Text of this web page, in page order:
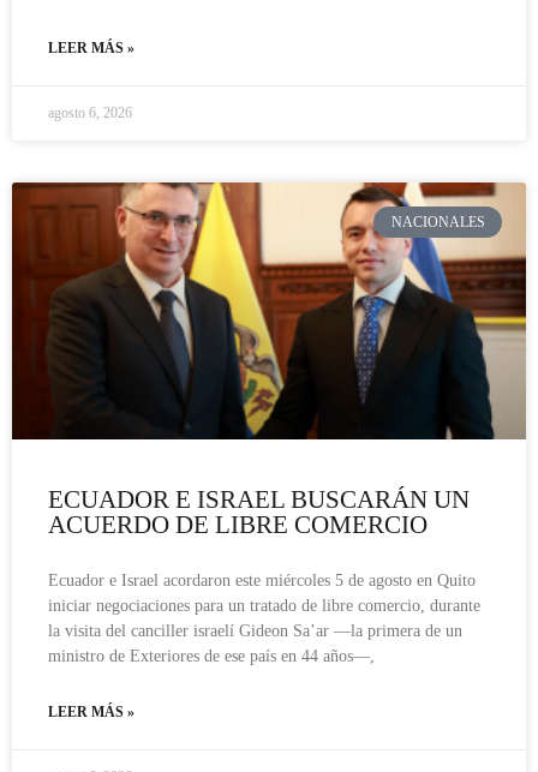
LEER MÁS »
agosto 6, 2026
NACIONALES
ECUADOR E ISRAEL BUSCARÁN UN
ACUERDO DE LIBRE COMERCIO
Ecuador e Israel acordaron este miércoles 5 de agosto en Quito
iniciar negociaciones para un tratado de libre comercio, durante
la visita del canciller israelí Gideon Sa’ar —la primera de un
ministro de Exteriores de ese país en 44 años—,
LEER MÁS »